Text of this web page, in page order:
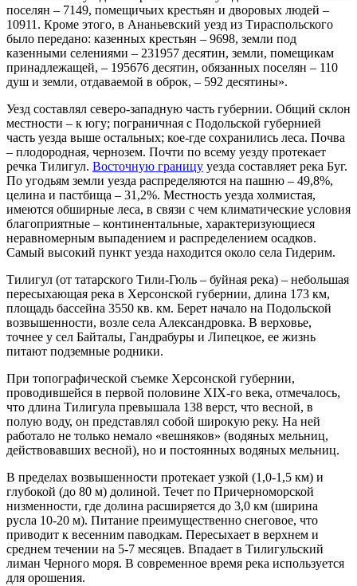
поселян – 7149, помещичьих крестьян и дворовых людей –
10911. Кроме этого, в Ананьевский уезд из Тираспольского
было передано: казенных крестьян – 9698, земли под
казенными селениями – 231957 десятин, земли, помещикам
принадлежащей, – 195676 десятин, обязанных поселян – 110
душ и земли, отдаваемой в оброк, – 592 десятины».
Уезд составлял северо-западную часть губернии. Общий склон
местности – к югу; пограничная с Подольской губернией
часть уезда выше остальных; кое-где сохранились леса. Почва
– плодородная, чернозем. Почти по всему уезду протекает
речка Тилигул. Восточную границу уезда составляет река Буг.
По угодьям земли уезда распределяются на пашню – 49,8%,
целина и пастбища – 31,2%. Местность уезда холмистая,
имеются обширные леса, в связи с чем климатические условия
благоприятные – континентальные, характеризующиеся
неравномерным выпадением и распределением осадков.
Самый высокий пункт уезда находится около села Гидерим.
Тилигул (от татарского Тили-Гюль – буйная река) – небольшая
пересыхающая река в Херсонской губернии, длина 173 км,
площадь бассейна 3550 кв. км. Берет начало на Подольской
возвышенности, возле села Александровка. В верховье,
точнее у сел Байталы, Гандрабуры и Липецкое, ее жизнь
питают подземные родники.
При топографической съемке Херсонской губернии,
проводившейся в первой половине XIX-го века, отмечалось,
что длина Тилигула превышала 138 верст, что весной, в
полую воду, он представлял собой широкую реку. На ней
работало не только немало «вешняков» (водяных мельниц,
действовавших весной), но и постоянных водяных мельниц.
В пределах возвышенности протекает узкой (1,0-1,5 км) и
глубокой (до 80 м) долиной. Течет по Причерноморской
низменности, где долина расширяется до 3,0 км (ширина
русла 10-20 м). Питание преимущественно снеговое, что
приводит к весенним паводкам. Пересыхает в верхнем и
среднем течении на 5-7 месяцев. Впадает в Тилигульский
лиман Черного моря. В современное время река используется
для орошения.